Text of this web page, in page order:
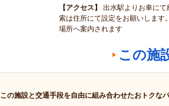
アクセス
出水駅よりお車に
索は住所にて設定をお願いします
場所へ案内されます
この施
この施設と交通手段を自由に組み合わせたおトクな